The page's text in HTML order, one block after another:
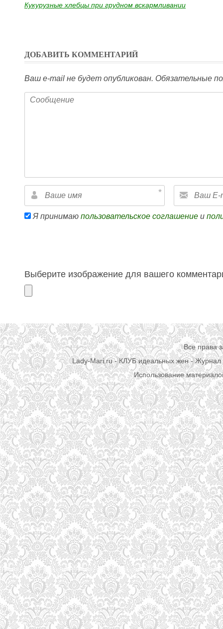
Кукурузные хлебцы при грудном вскармливании
ДОБАВИТЬ КОММЕНТАРИЙ
Ваш e-mail не будет опубликован. Обязательные
Я принимаю пользовательское соглашение и
Выберите изображение для вашего
Все права
Lady-Mari.ru - КЛУБ идеальных жен - Журнал
Использование